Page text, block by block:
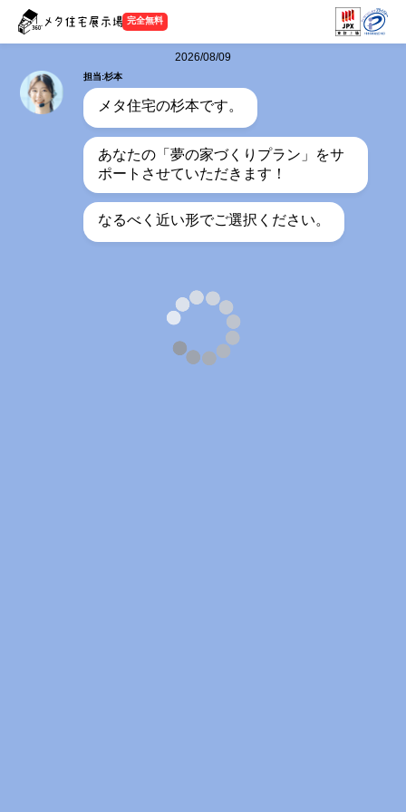
完全無料
2026/08/09
担当:杉本
メタ住宅の杉本です。
あなたの「夢の家づくりプラン」をサ
ポートさせていただきます！
なるべく近い形でご選択ください。